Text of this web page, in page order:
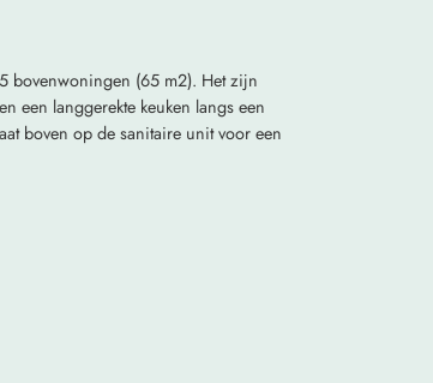
bovenwoningen (65 m2). Het zijn
een langgerekte keuken langs een
boven op de sanitaire unit voor een